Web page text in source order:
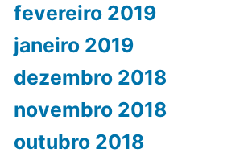
fevereiro 2019
janeiro 2019
dezembro 2018
novembro 2018
outubro 2018